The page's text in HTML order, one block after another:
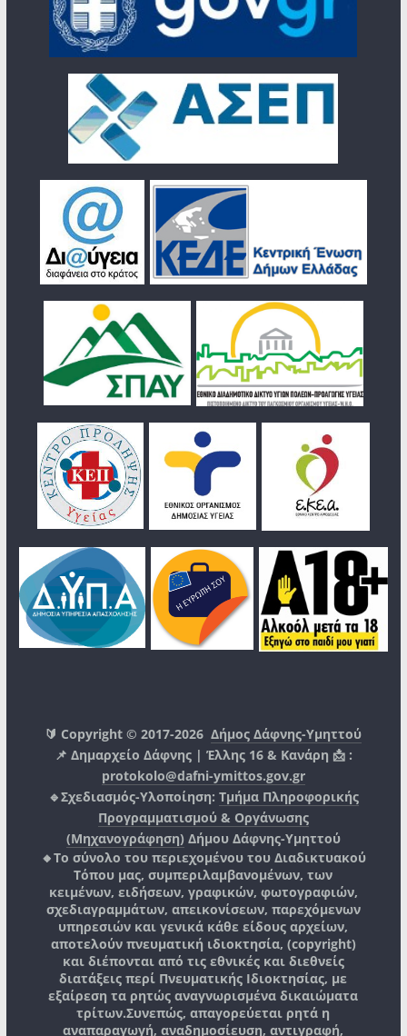
🔰 Copyright © 2017-2026Δήμος Δάφνης-Υμηττού
📌 Δημαρχείο Δάφνης | Έλλης 16 & Κανάρη 📩 :
protokolo@dafni-ymittos.gov.gr
🔹Σχεδιασμός-Υλοποίηση: Τμήμα Πληροφορικής
Προγραμματισμού & Οργάνωσης
(Μηχανογράφηση) Δήμου Δάφνης-Υμηττού
🔸Το σύνολο του περιεχομένου του Διαδικτυακού
Τόπου μας, συμπεριλαμβανομένων, των
κειμένων, ειδήσεων, γραφικών, φωτογραφιών,
σχεδιαγραμμάτων, απεικονίσεων, παρεχόμενων
υπηρεσιών και γενικά κάθε είδους αρχείων,
αποτελούν πνευματική ιδιοκτησία, (copyright)
και διέπονται από τις εθνικές και διεθνείς
διατάξεις περί Πνευματικής Ιδιοκτησίας, με
εξαίρεση τα ρητώς αναγνωρισμένα δικαιώματα
τρίτων.Συνεπώς, απαγορεύεται ρητά η
αναπαραγωγή, αναδημοσίευση, αντιγραφή,